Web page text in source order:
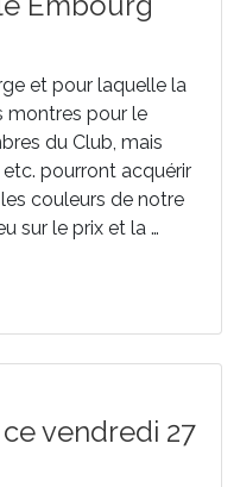
et pour laquelle la
montres pour le
du Club, mais
pourront acquérir
couleurs de notre
sur le prix et la …
vendredi 27